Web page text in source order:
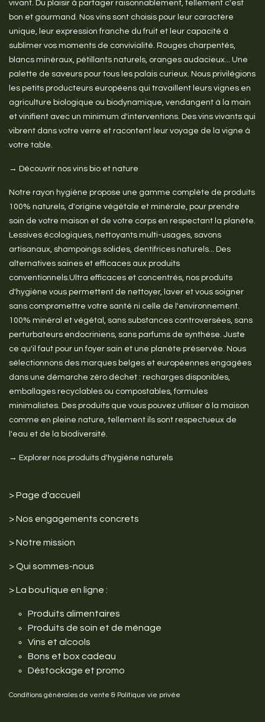
vivant. Du plaisir à partager raisonnablement, tellement c'est
bon et gourmand. Nos vins sont choisis pour leur caractère
unique, leur expression franche du fruit et leur capacité à
sublimer vos moments de convivialité. Rouges charpentés,
blancs minéraux, pétillants naturels, oranges audacieux... Une
palette de saveurs pour tous les palais curieux. Nous privilégions
les petits producteurs européens qui travaillent leurs vignes en
agriculture biologique ou biodynamique, vendangent à la main
et vinifient avec un minimum d'interventions. Des vins vivants qui
vibrent dans votre verre et racontent leur voyage de la vigne à
votre table.
→ Découvrir nos vins bio et nature
Notre rayon hygiène propose une gamme complète de produits
100% naturels, d'origine végétale et minérale, pour prendre
soin de votre maison et de votre corps en respectant la planète.
Lessives écologiques, nettoyants multi-usages, savons
artisanaux, shampoings solides, dentifrices naturels... Des
alternatives saines et efficaces aux produits
conventionnels.Ultra efficaces et concentrés, nos produits
d'hygiène vous permettent de nettoyer, laver et vous soigner
sans compromettre votre santé ni celle de l'environnement.
100% minéral et végétal, sans substances controversées, sans
perturbateurs endocriniens, sans parfums de synthèse. Juste
ce qu'il faut pour un foyer sain et une planète préservée. Nous
sélectionnons des marques belges et européennes engagées
dans une démarche zéro déchet : recharges disponibles,
emballages recyclables ou compostables, formules
minimalistes. Des produits que vous pouvez utiliser à la maison
comme en pleine nature, tellement ils sont respectueux de
l'eau et de la biodiversité.
→ Explorer nos produits d'hygiène naturels
>Page d'accueil
> Nos engagements concrets
>Notre mission
>Qui sommes-nous
>La boutique en ligne :
Produits alimentaires
Produits de soin et de ménage
Vins et alcools
Bons et box cadeau
Déstockage et promo
Conditions générales de vente & Politique vie privée